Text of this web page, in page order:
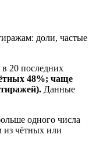
доли, частые
20 последних
48%; чаще
Данные
одного числа
чётных или